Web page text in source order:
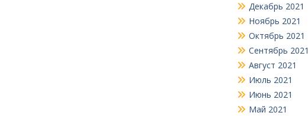
Декабрь 2021
Ноябрь 2021
Октябрь 2021
Сентябрь 2021
Август 2021
Июль 2021
Июнь 2021
Май 2021